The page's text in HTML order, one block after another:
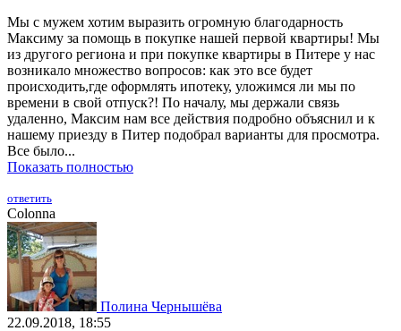
Мы с мужем хотим выразить огромную благодарность
Максиму за помощь в покупке нашей первой квартиры! Мы
из другого региона и при покупке квартиры в Питере у нас
возникало множество вопросов: как это все будет
происходить,где оформлять ипотеку, уложимся ли мы по
времени в свой отпуск?! По началу, мы держали связь
удаленно, Максим нам все действия подробно объяснил и к
нашему приезду в Питер подобрал варианты для просмотра.
Все было...
Показать полностью
ответить
Colonna
Полина Чернышёва
22.09.2018, 18:55